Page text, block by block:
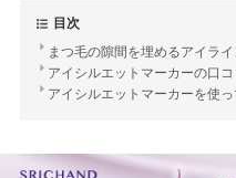
目次
まつ毛の隙間を埋めるアイラ
アイシルエットマーカーの口コ
アイシルエットマーカーを使